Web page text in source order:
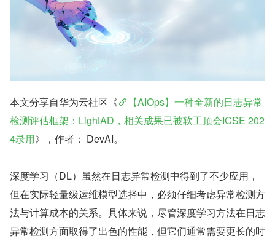
本文分享自华为云社区《
【AIOps】一种全新的日志异常
检测评估框架：LightAD，相关成果已被软工顶会ICSE 202
4录用》，作者： DevAI。
深度学习（DL）虽然在日志异常检测中得到了不少应用，
但在实际轻量级运维模型选择中，必须仔细考虑异常检测方
法与计算成本的关系。具体来说，尽管深度学习方法在日志
异常检测方面取得了出色的性能，但它们通常需要更长的时